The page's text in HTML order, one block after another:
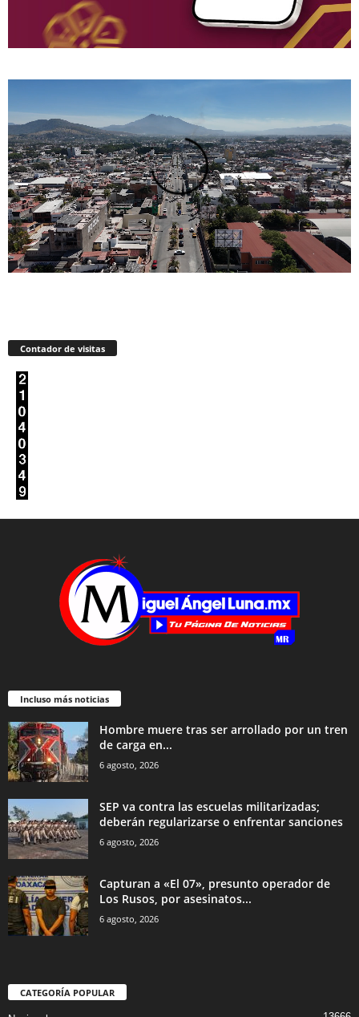
Contador de visitas
Incluso más noticias
Hombre muere tras ser arrollado por un tren
de carga en...
6 agosto, 2026
SEP va contra las escuelas militarizadas;
deberán regularizarse o enfrentar sanciones
6 agosto, 2026
Capturan a «El 07», presunto operador de
Los Rusos, por asesinatos...
6 agosto, 2026
CATEGORÍA POPULAR